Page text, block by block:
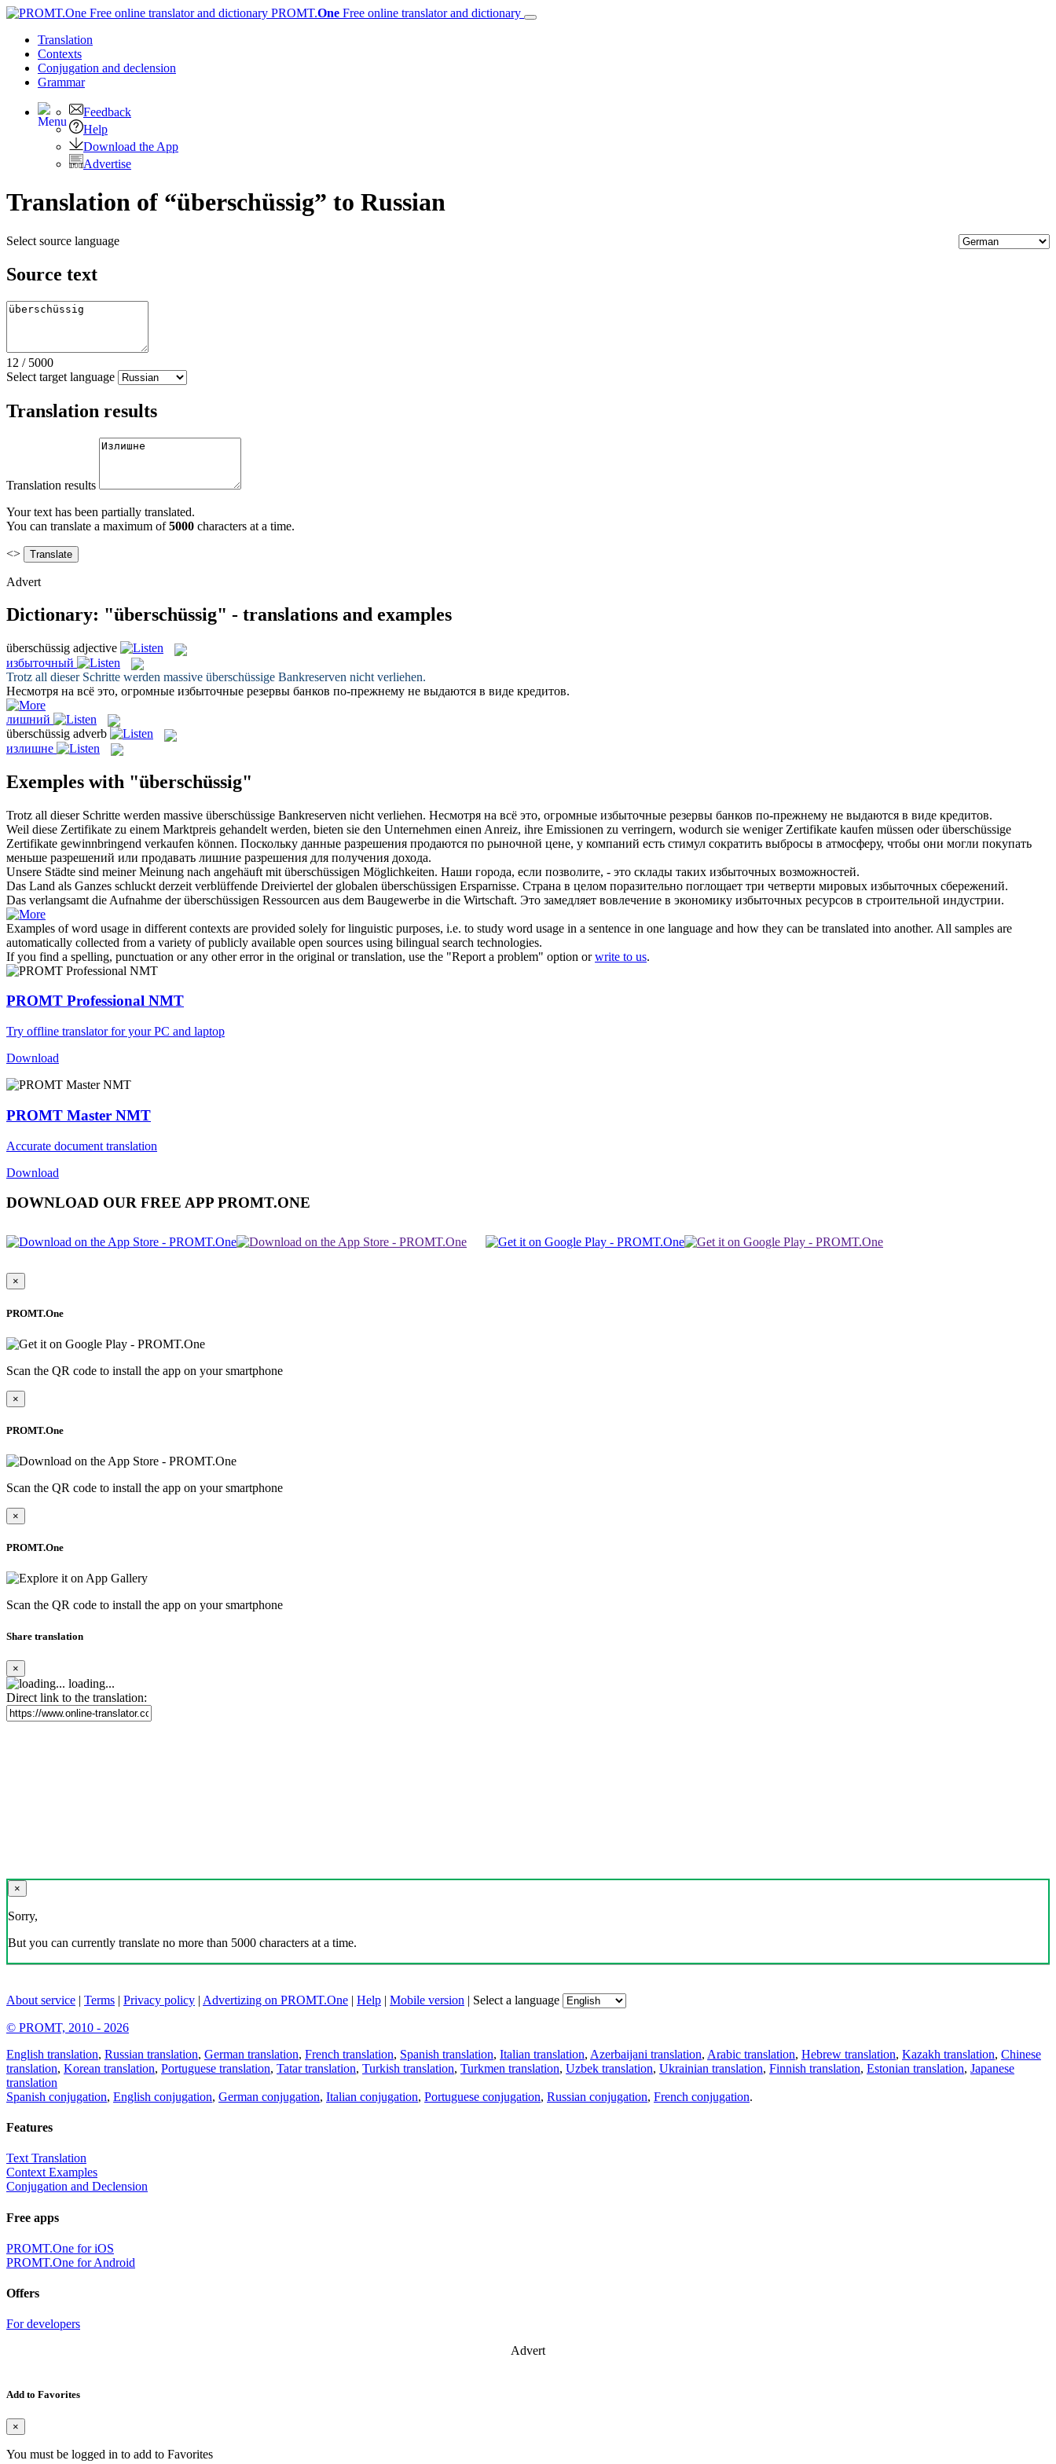
PROMT.One Free online translator and dictionary
Translation
Contexts
Conjugation and declension
Grammar
Feedback
Help
Download the App
Advertise
Translation of “überschüssig” to Russian
Select source language
Source text
12 / 5000
Select target language
Translation results
Translation results
Your text has been partially translated.
You can translate a maximum of5000 characters at a time.
<>
Advert
Dictionary: "überschüssig" - translations and examples
überschüssig adjective
избыточный
Trotz all dieser Schritte werden massive überschüssige Bankreserven nicht verliehen.
Несмотря на всё это, огромные избыточные резервы банков по-прежнему не выдаются в виде кредитов.
лишний
überschüssig adverb
излишне
Exemples with "überschüssig"
Trotz all dieser Schritte werden massive überschüssige Bankreserven nicht verliehen. Несмотря на всё это, огромные избыточные резервы банков по-прежнему не выдаются в виде кредитов.
Weil diese Zertifikate zu einem Marktpreis gehandelt werden, bieten sie den Unternehmen einen Anreiz, ihre Emissionen zu verringern, wodurch sie weniger Zertifikate kaufen müssen oderüberschüssige
Zertifikate gewinnbringend verkaufen können. Поскольку данные разрешения продаются по рыночной цене, у компаний есть стимул сократить выбросы в атмосферу, чтобы они могли покупать
меньше разрешений или продавать лишние разрешения для получения дохода.
Unsere Städte sind meiner Meinung nach angehäuft mit überschüssigen Möglichkeiten. Наши города, если позволите, - это склады таких избыточных возможностей.
Das Land als Ganzes schluckt derzeit verblüffende Dreiviertel der globalen überschüssigen Ersparnisse. Страна в целом поразительно поглощает три четверти мировых избыточных сбережений.
Das verlangsamt die Aufnahme derüberschüssigen Ressourcen aus dem Baugewerbe in die Wirtschaft. Это замедляет вовлечение в экономику избыточных ресурсов в строительной индустрии.
Examples of word usage in different contexts are provided solely for linguistic purposes, i.e. to study word usage in a sentence in one language and how they can be translated into another. All samples are
automatically collected from a variety of publicly available open sources using bilingual search technologies.
If you find a spelling, punctuation or any other error in the original or translation, use the "Report a problem" option orwrite to us.
PROMT Professional NMT
Try offline translator for your PC and laptop
Download
PROMT Master NMT
Accurate document translation
Download
DOWNLOAD OUR FREE APP PROMT.ONE
×
PROMT.One
Scan the QR code to install the app on your smartphone
×
PROMT.One
Scan the QR code to install the app on your smartphone
×
PROMT.One
Scan the QR code to install the app on your smartphone
Share translation
×
loading...
Direct link to the translation:
×
Sorry,
But you can currently translate no more than 5000 characters at a time.
About service | Terms | Privacy policy | Advertizing on PROMT.One | Help | Mobile version | Select a language
© PROMT, 2010 - 2026
English translation, Russian translation, German translation, French translation, Spanish translation, Italian translation, Azerbaijani translation, Arabic translation, Hebrew translation, Kazakh translation, Chinese
translation, Korean translation, Portuguese translation, Tatar translation, Turkish translation, Turkmen translation, Uzbek translation, Ukrainian translation, Finnish translation, Estonian translation, Japanese
translation
Spanish conjugation, English conjugation, German conjugation, Italian conjugation, Portuguese conjugation, Russian conjugation, French conjugation.
Features
Text Translation
Context Examples
Conjugation and Declension
Free apps
PROMT.One for iOS
PROMT.One for Android
Offers
For developers
Advert
Add to Favorites
×
You must be logged in to add to Favorites